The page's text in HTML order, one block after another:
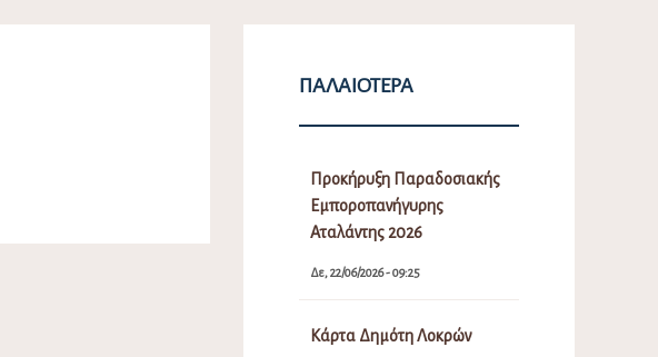
ΠΑΛΑΙΌΤΕΡΑ
Προκήρυξη Παραδοσιακής
Εμποροπανήγυρης
Αταλάντης 2026
Δε, 22/06/2026 - 09:25
Κάρτα Δημότη Λοκρών